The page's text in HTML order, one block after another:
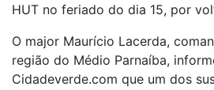
HUT no feriado do dia 15, por
O major Maurício Lacerda,
região do Médio Parnaíba,
Cidadeverde.com que um dos